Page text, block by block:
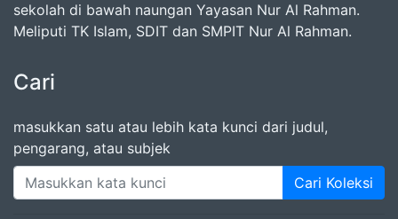
sekolah di bawah naungan Yayasan Nur Al Rahman.
Meliputi TK Islam, SDIT dan SMPIT Nur Al Rahman.
Cari
masukkan satu atau lebih kata kunci dari judul,
pengarang, atau subjek
Cari Koleksi